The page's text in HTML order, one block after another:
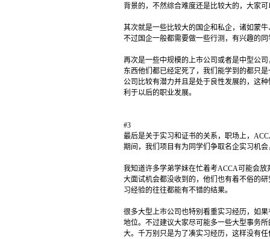
背景的，不然综合难度还是比较大的，大家
其次就是一些比较大的国企和私企，诸如蒙
不过国企一般都需要做一些行测，有兴趣的
再次是一些中规模的上市公司或者是中型公
东西他们都已经定死了，我们能学到的都只
公司比较有潜力并且是处于良性发展的，这
利于以后的职业发展。
#3
最后是关于实习和证书的关系，职场上，
期间，我们项目有为同学们争取名企实习机
我知道许多学弟学妹在忙着考ACCA可能会
大面试机会都没收到的，他们也有着不俗的
习经验的往往都能有不错的结果。
很多大型上市公司也特别看重实习经历，如
地位。不过建议大家尽可能多一些大型事务
大。千万别只是为了凑实习经历，这样没有